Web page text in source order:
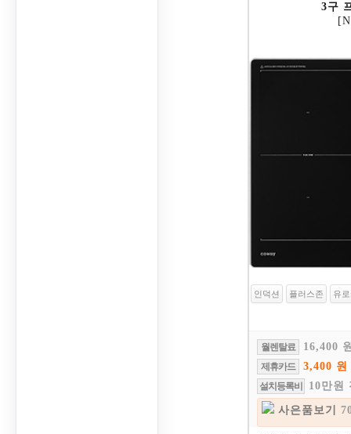
3구
인덕션 플러스존 유
월렌탈료 16,400
제휴카드 3,400 원
설치등록비 10만원
사은품보기